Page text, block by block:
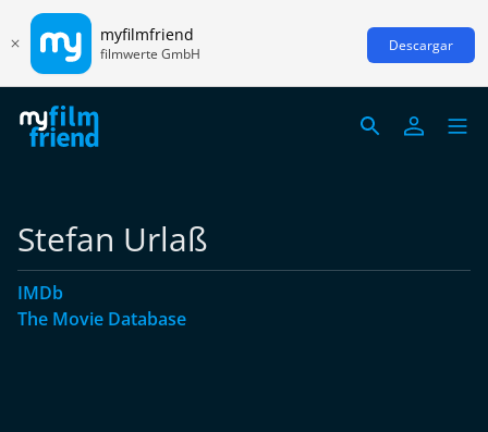
myfilmfriend
filmwerte GmbH Descargar
Stefan Urlaß
IMDb
The Movie Database